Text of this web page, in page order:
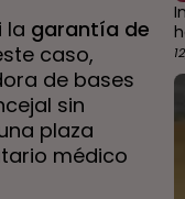
la garantía de
caso,
de bases
sin
plaza
médico